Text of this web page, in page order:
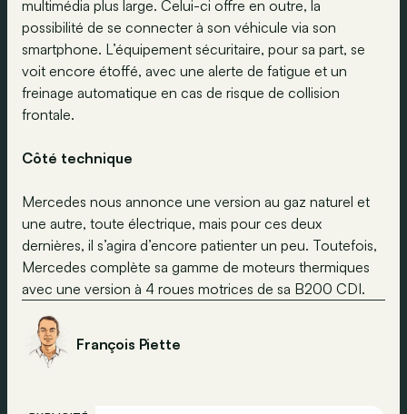
multimédia plus large. Celui-ci offre en outre, la
possibilité de se connecter à son véhicule via son
smartphone. L’équipement sécuritaire, pour sa part, se
voit encore étoffé, avec une alerte de fatigue et un
freinage automatique en cas de risque de collision
frontale.
Côté technique
Mercedes nous annonce une version au gaz naturel et
une autre, toute électrique, mais pour ces deux
dernières, il s’agira d’encore patienter un peu. Toutefois,
Mercedes complète sa gamme de moteurs thermiques
avec une version à 4 roues motrices de sa B200 CDI.
François Piette